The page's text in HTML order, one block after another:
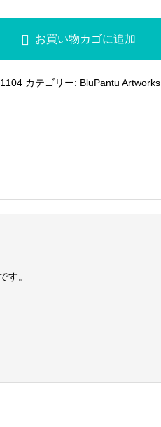
お買い物カゴに追加
カテゴリー: BluPantu Artworks
す。